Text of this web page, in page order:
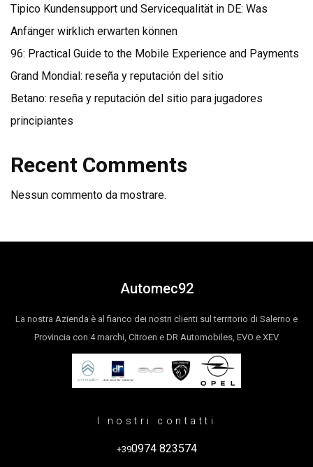
Tipico Kundensupport und Servicequalität in DE: Was
Anfänger wirklich erwarten können
96: Practical Guide to the Mobile Experience and Payments
Grand Mondial: reseña y reputación del sitio
Betano: reseña y reputación del sitio para jugadores
principiantes
Recent Comments
Nessun commento da mostrare.
Automec92
La nostra Azienda è al fianco dei nostri clienti sul territorio di Salerno e
Provincia con 4 marchi, Citroen e DR Automobiles, EVO e XEV
I nostri contatti
+390974 823574